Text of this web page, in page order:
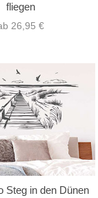
fliegen
26,95 €
Steg in den Dünen